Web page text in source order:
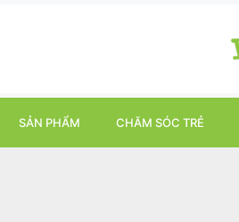
SẢN PHẨM CHĂM SÓC TRẺ